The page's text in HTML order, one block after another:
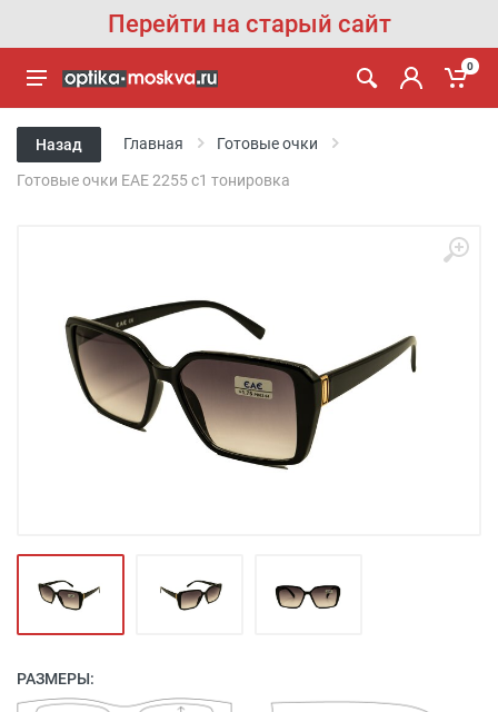
Перейти на старый сайт
0
Назад Главная Готовые очки
Готовые очки EAE 2255 c1 тонировка
РАЗМЕРЫ: